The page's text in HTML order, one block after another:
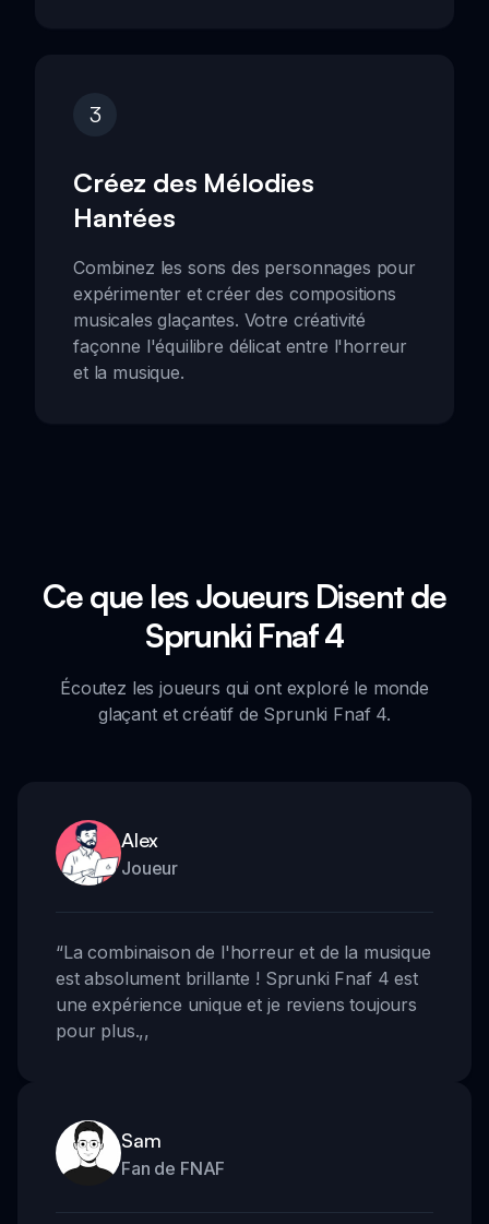
3
Créez des Mélodies
Hantées
Combinez les sons des personnages pour
expérimenter et créer des compositions
musicales glaçantes. Votre créativité
façonne l'équilibre délicat entre l'horreur
et la musique.
Ce que les Joueurs Disent de
Sprunki Fnaf 4
Écoutez les joueurs qui ont exploré le monde
glaçant et créatif de Sprunki Fnaf 4.
Alex
Joueur
“La combinaison de l'horreur et de la musique
est absolument brillante ! Sprunki Fnaf 4 est
une expérience unique et je reviens toujours
pour plus.,,
Sam
Fan de FNAF